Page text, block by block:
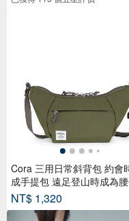
Cora 三用日常斜背包 約會
成手提包 遠足登山時成為
NT$ 1,320